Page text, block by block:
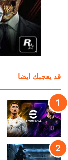
قد يعجبك ايضا